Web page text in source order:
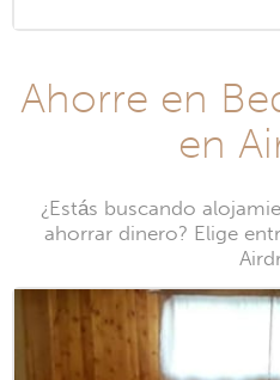
Ahorre en
en
¿Estás buscando
ahorrar dinero? Elige